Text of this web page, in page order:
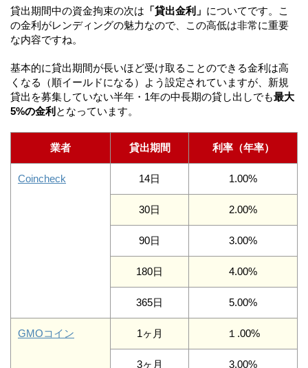
貸出期間中の資金拘束の次は 「貸出金利」 についてです。こ
の金利がレンディングの魅力なので、この高低は非常に重要
な内容ですね。
基本的に貸出期間が長いほど受け取ることのできる金利は高
くなる（順イールドになる）よう設定されていますが、新規
貸出を募集していない半年・1年の中長期の貸し出しでも最大
5%の金利 となっています。
業者 貸出期間 利率（年率）
Coincheck 14日 1.00%
30日 2.00%
90日 3.00%
180日 4.00%
365日 5.00%
GMOコイン 1ヶ月 １.00%
3ヶ月 3.00%